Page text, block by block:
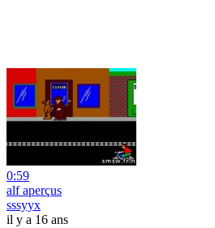
0:59
alf aperçus
sssyyx
il y a 16 ans